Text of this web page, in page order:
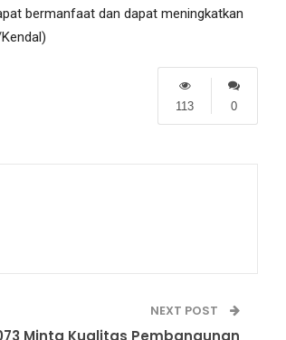
bermanfaat dan dapat meningkatkan
0
113
NEXT POST
Minta Kualitas Pembangunan